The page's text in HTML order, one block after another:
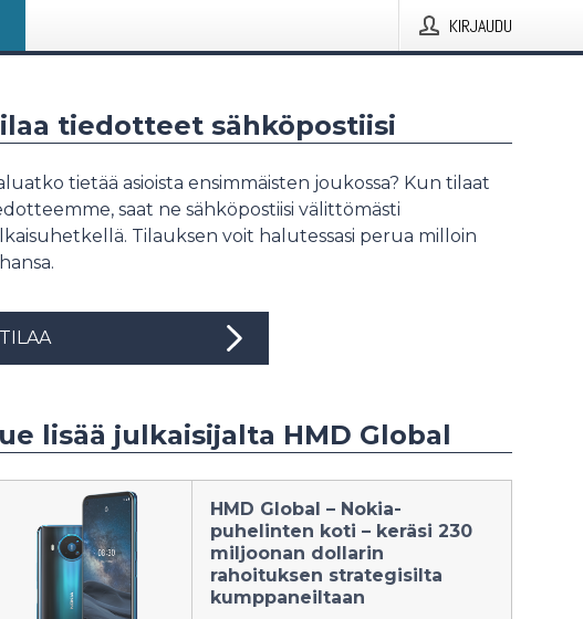
KIRJAUDU
tiedotteet sähköpostiisi
tietää asioista ensimmäisten joukossa? Kun tilaat
saat ne sähköpostiisi välittömästi
Tilauksen voit halutessasi perua milloin
TILAA
lisää julkaisijalta HMD Global
HMD Global – Nokia-
puhelinten koti – keräsi 230
miljoonan dollarin
rahoituksen strategisilta
kumppaneiltaan